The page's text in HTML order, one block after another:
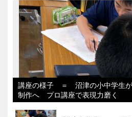
講座の様子 ＝ 沼津の小中学生が
制作へ プロ講座で表現力磨く